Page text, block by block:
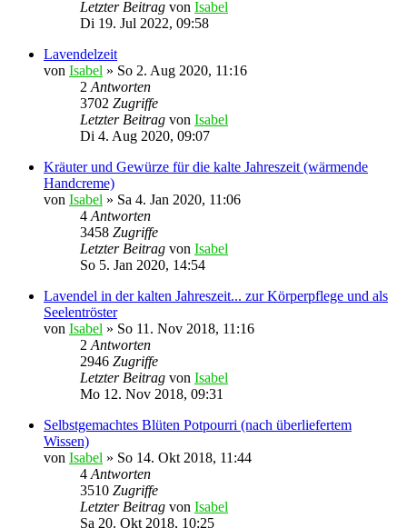
Letzter Beitrag von Isabel
Di 19. Jul 2022, 09:58
Lavendelzeit
von Isabel » So 2. Aug 2020, 11:16
2 Antworten
3702 Zugriffe
Letzter Beitrag von Isabel
Di 4. Aug 2020, 09:07
Kräuter und Gewürze für die kalte Jahreszeit (wärmende
Handcreme)
von Isabel » Sa 4. Jan 2020, 11:06
4 Antworten
3458 Zugriffe
Letzter Beitrag von Isabel
So 5. Jan 2020, 14:54
Lavendel in der kalten Jahreszeit... zur Körperpflege und als
Seelentröster
von Isabel » So 11. Nov 2018, 11:16
2 Antworten
2946 Zugriffe
Letzter Beitrag von Isabel
Mo 12. Nov 2018, 09:31
Selbstgemachtes Blüten Potpourri (nach überliefertem
Wissen)
von Isabel » So 14. Okt 2018, 11:44
4 Antworten
3510 Zugriffe
Letzter Beitrag von Isabel
Sa 20. Okt 2018, 10:25